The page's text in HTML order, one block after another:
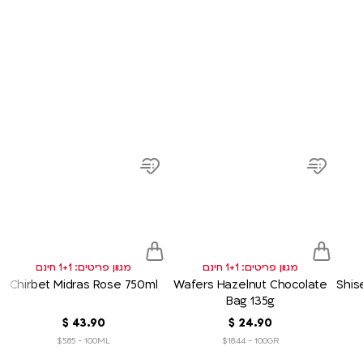
Add
מגוון פריטים: 1+1 חינם
Chirbet Midras Rose 750ml
43.90
$
$5.85 - 100ML
Add
מגוון פריטים: 1+1 חינם
Wafers Hazelnut Chocolate
Bag 135g
24.90
$
$18.44 - 100GR